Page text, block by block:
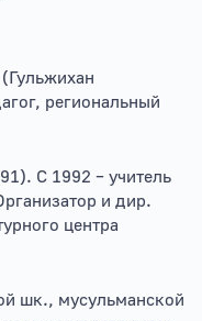
(Гульжихан
региональный
С 1992 – учитель
и дир.
центра
шк., мусульманской